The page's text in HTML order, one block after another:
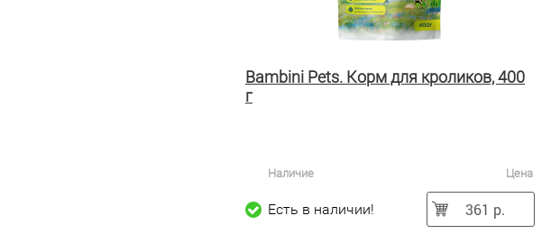
Bambini Pets. Корм для кроликов, 400
г
Наличие Цена
Есть в наличии! 361 р.